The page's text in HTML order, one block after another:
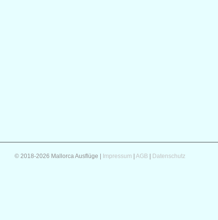
© 2018-2026 Mallorca Ausflüge | Impressum AGB Datenschutz